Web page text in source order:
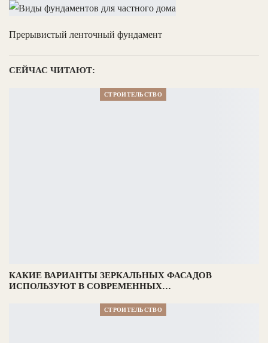
Прерывистый ленточный фундамент
СЕЙЧАС ЧИТАЮТ:
СТРОИТЕЛЬСТВО
КАКИЕ ВАРИАНТЫ ЗЕРКАЛЬНЫХ ФАСАДОВ
ИСПОЛЬЗУЮТ В СОВРЕМЕННЫХ…
СТРОИТЕЛЬСТВО